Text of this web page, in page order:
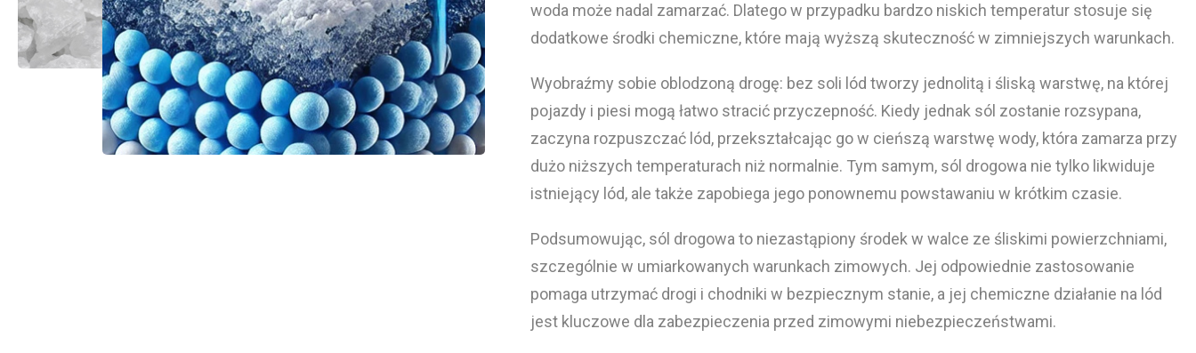
woda może nadal zamarzać. Dlatego w przypadku bardzo niskich temperatur stosuje się
dodatkowe środki chemiczne, które mają wyższą skuteczność w zimniejszych warunkach.
Wyobraźmy sobie oblodzoną drogę: bez soli lód tworzy jednolitą i śliską warstwę, na której
pojazdy i piesi mogą łatwo stracić przyczepność. Kiedy jednak sól zostanie rozsypana,
zaczyna rozpuszczać lód, przekształcając go w cieńszą warstwę wody, która zamarza przy
dużo niższych temperaturach niż normalnie. Tym samym, sól drogowa nie tylko likwiduje
istniejący lód, ale także zapobiega jego ponownemu powstawaniu w krótkim czasie.
Podsumowując, sól drogowa to niezastąpiony środek w walce ze śliskimi powierzchniami,
szczególnie w umiarkowanych warunkach zimowych. Jej odpowiednie zastosowanie
pomaga utrzymać drogi i chodniki w bezpiecznym stanie, a jej chemiczne działanie na lód
jest kluczowe dla zabezpieczenia przed zimowymi niebezpieczeństwami.